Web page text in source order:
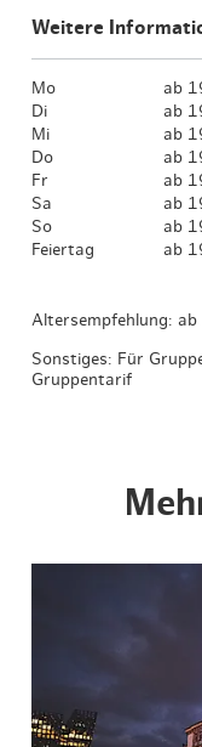
Weitere
Mo
ab
Di
ab
Mi
ab
Do
ab
Fr
ab
Sa
ab
So
ab
Feiertag
ab
Altersempfehlung: ab
Sonstiges: Für
Gruppentarif